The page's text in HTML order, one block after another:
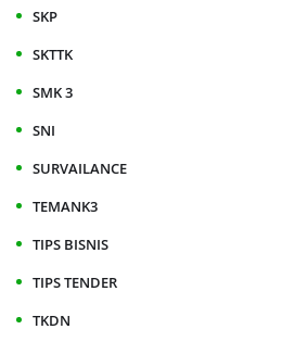
SKP
SKTTK
SMK 3
SNI
SURVAILANCE
TEMANK3
TIPS BISNIS
TIPS TENDER
TKDN